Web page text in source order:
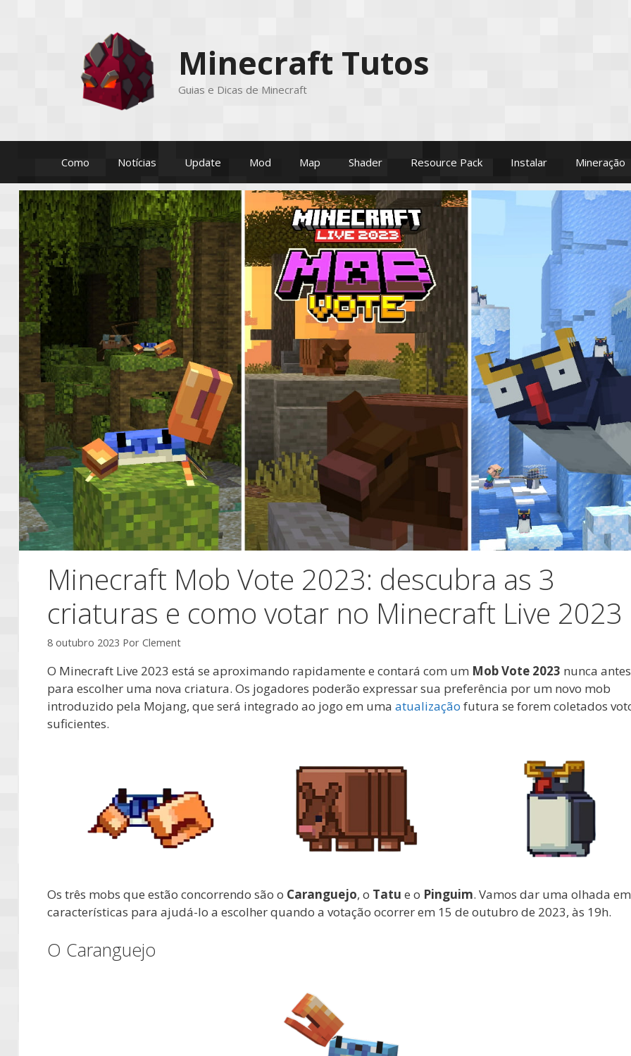
Minecraft Tutos
Guias e Dicas de Minecraft
Como Notícias Update Mod Map Shader Resource Pack Instalar Mineração
Minecraft Mob Vote 2023: descubra as 3
criaturas e como votar no Minecraft Live 2023
8 outubro 2023 Por Clement
O Minecraft Live 2023 está se aproximando rapidamente e contará com um Mob Vote 2023 nunca
para escolher uma nova criatura. Os jogadores poderão expressar sua preferência por um novo mob
introduzido pela Mojang, que será integrado ao jogo em uma atualização futura se forem coletados
suficientes.
Os três mobs que estão concorrendo são o Caranguejo, o Tatu e o Pinguim. Vamos dar uma olhada
características para ajudá-lo a escolher quando a votação ocorrer em 15 de outubro de 2023, às 19h.
O Caranguejo